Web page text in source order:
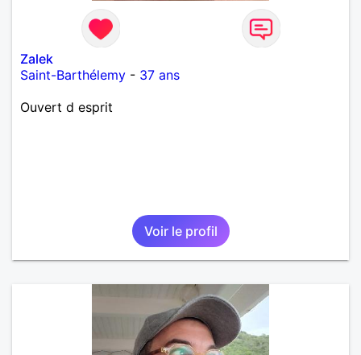
Zalek
Saint-Barthélemy - 37 ans
Ouvert d esprit
Voir le profil